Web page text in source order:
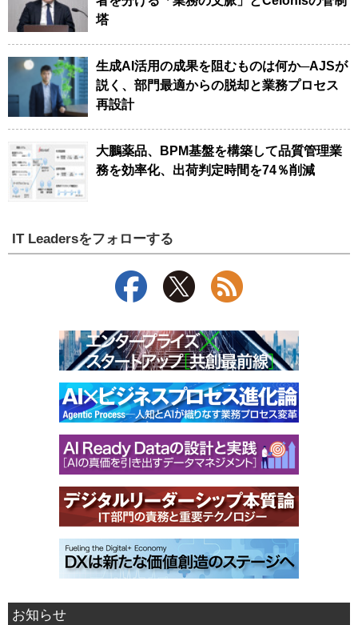
塔
生成AI活用の成果を阻むものは何か─AJSが
説く、部門最適からの脱却と業務プロセス
再設計
大鵬薬品、BPM基盤を構築して品質管理業
務を効率化、出荷判定時間を74％削減
IT Leadersをフォローする
お知らせ